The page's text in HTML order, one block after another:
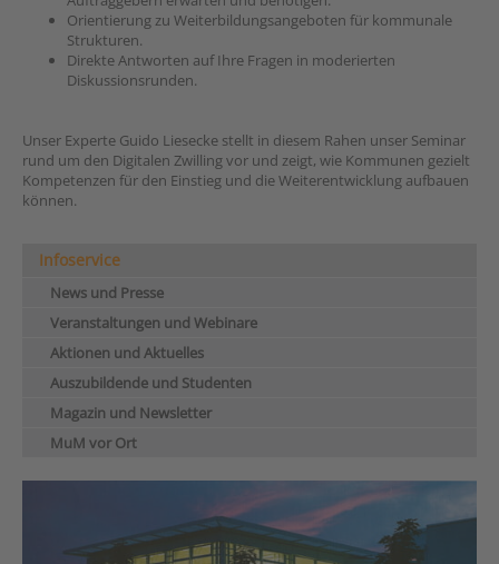
Orientierung zu Weiterbildungsangeboten für kommunale
Strukturen.
Direkte Antworten auf Ihre Fragen in moderierten
Diskussionsrunden.
Unser Experte Guido Liesecke stellt in diesem Rahen unser Seminar
rund um den Digitalen Zwilling vor und zeigt, wie Kommunen gezielt
Kompetenzen für den Einstieg und die Weiterentwicklung aufbauen
können.
Infoservice
News und Presse
Veranstaltungen und Webinare
Aktionen und Aktuelles
Auszubildende und Studenten
Magazin und Newsletter
MuM vor Ort